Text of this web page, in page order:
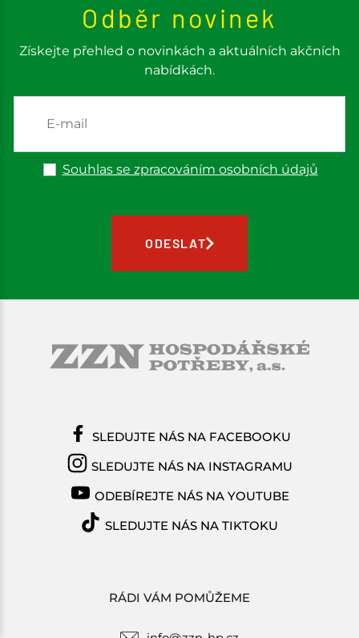
Odběr novinek
Získejte přehled o novinkách a aktuálních akčních
nabídkách.
Souhlas se zpracováním osobních údajů
ODESLAT
RÁDI VÁM POMŮŽEME
SLEDUJTE NÁS NA FACEBOOKU
SLEDUJTE NÁS NA INSTAGRAMU
ODEBÍREJTE NÁS NA YOUTUBE
SLEDUJTE NÁS NA TIKTOKU